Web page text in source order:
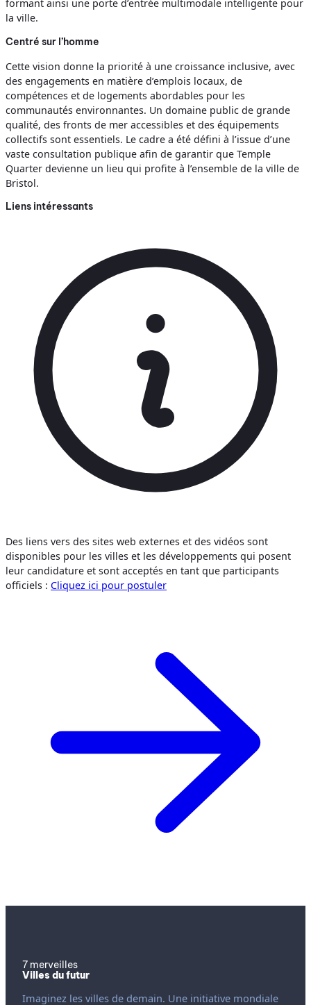
formant ainsi une porte d’entrée multimodale intelligente pour
la ville.
Centré sur l’homme
Cette vision donne la priorité à une croissance inclusive, avec
des engagements en matière d’emplois locaux, de
compétences et de logements abordables pour les
communautés environnantes. Un domaine public de grande
qualité, des fronts de mer accessibles et des équipements
collectifs sont essentiels. Le cadre a été défini à l’issue d’une
vaste consultation publique afin de garantir que Temple
Quarter devienne un lieu qui profite à l’ensemble de la ville de
Bristol.
Liens intéressants
Des liens vers des sites web externes et des vidéos sont
disponibles pour les villes et les développements qui posent
leur candidature et sont acceptés en tant que participants
officiels : Cliquez ici pour postuler
7 merveilles
Villes du futur
Imaginez les villes de demain. Une initiative mondiale